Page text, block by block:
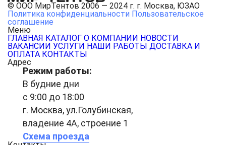
© ООО МирТентов 2006 — 2024 г. г. Москва, ЮЗАО
Политика конфиденциальности Пользовательское
соглашение
Меню
ГЛАВНАЯ КАТАЛОГ О КОМПАНИИ НОВОСТИ
ВАКАНСИИ УСЛУГИ НАШИ РАБОТЫ ДОСТАВКА И
ОПЛАТА КОНТАКТЫ
Адрес
Режим работы:
В будние дни
с 9:00 до 18:00
г. Москва, ул.Голубинская,
владение 4А, строение 1
Схема проезда